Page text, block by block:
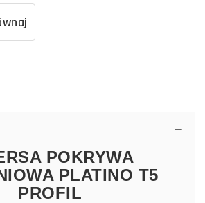
POKRYWA
PLATINO T5
PROFIL